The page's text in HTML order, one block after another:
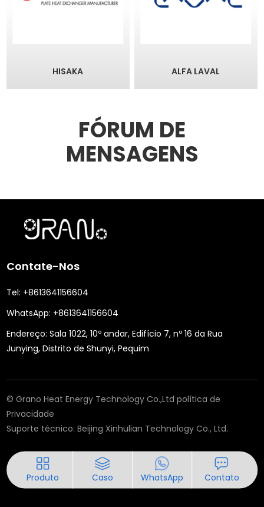
HISAKA ALFA LAVAL
FÓRUM DE
MENSAGENS
Contate-Nos
Tel: +8613641156604
WhatsApp: +8613641156604
Endereço: Sala 1022, 10º andar, Edifício 7, nº 16 da Rua
Junying, Distrito de Shunyi, Pequim
© Grano Heat Energy Technology Co.,Ltdpolítica de
Privacidade
Suporte técnico:Beijing Xinhulian Technology Co., Ltd.
Produto Caso WhatsApp Contato